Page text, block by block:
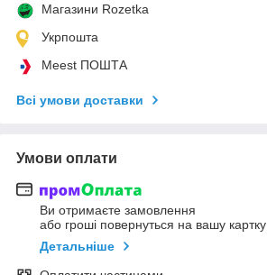
Магазини Rozetka
Укрпошта
Meest ПОШТА
Всі умови доставки
Умови оплати
Ви отримаєте замовлення
або гроші повернуться на вашу картку
Детальніше